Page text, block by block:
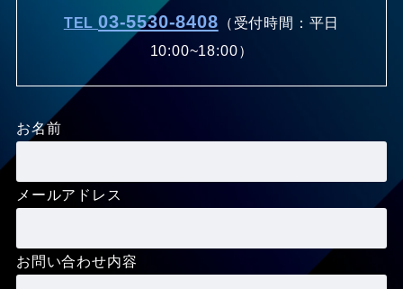
TEL03-5530-8408 （受付時間：平日
10:00~18:00）
お名前
メールアドレス
お問い合わせ内容